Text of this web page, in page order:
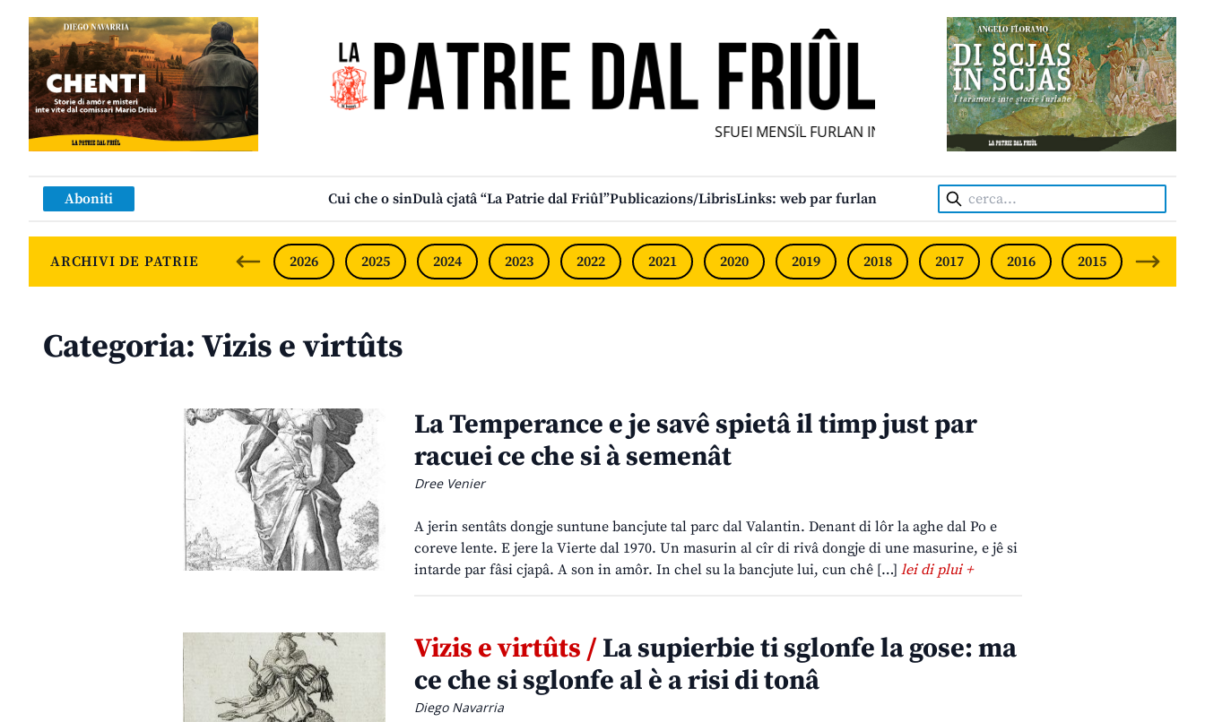
SFUEI MENSÎL FURLAN INDIPENDENT • INDEPENDENT FRIULIAN MONTHLY
Aboniti Cui che o sinDulà cjatâ “La Patrie dal Friûl”Publicazions/LibrisLinks: web par furlan Cerca:
ARCHIVI DE PATRIE 2026 2025 2024 2023 2022 2021 2020 2019 2018 2017 2016 2015 2014
Categoria: Vizis e virtûts
La Temperance e je savê spietâ il timp just par
racuei ce che si à semenât
Dree Venier
A jerin sentâts dongje suntune bancjute tal parc dal Valantin. Denant di lôr la aghe dal Po e
coreve lente. E jere la Vierte dal 1970. Un masurin al cîr di rivâ dongje di une masurine, e jê si
intarde par fâsi cjapâ. A son in amôr. In chel su la bancjute lui, cun chê […] lei di plui +
Vizis e virtûts /La supierbie ti sglonfe la gose: ma
ce che si sglonfe al è a risi di tonâ
Diego Navarria